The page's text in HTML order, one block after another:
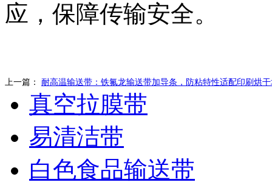
应，保障传输安全。
上一篇： 耐高温输送带：铁氟龙输送带加导条，防粘特性适配印刷烘
真空拉膜带
易清洁带
白色食品输送带